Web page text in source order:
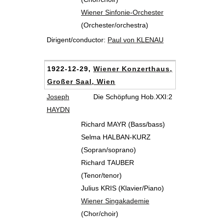
Wiener Sinfonie-Orchester
(Orchester/orchestra)
Dirigent/conductor: Paul von KLENAU
1922-12-29, Wiener Konzerthaus,
Großer Saal, Wien
Joseph
HAYDN
Die Schöpfung Hob.XXI:2
Richard MAYR (Bass/bass)
Selma HALBAN-KURZ
(Sopran/soprano)
Richard TAUBER
(Tenor/tenor)
Julius KRIS (Klavier/Piano)
Wiener Singakademie
(Chor/choir)